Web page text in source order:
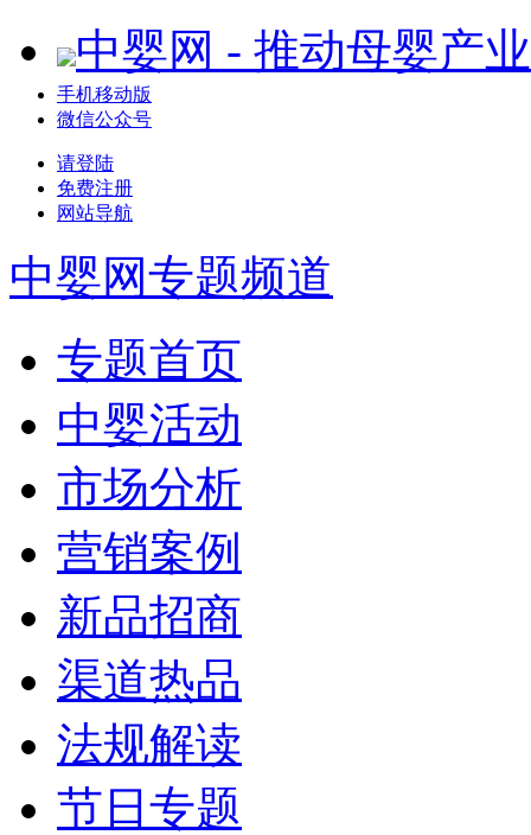
中婴网 - 推动母婴产
手机移动版
微信公众号
请登陆
免费注册
网站导航
中婴网专题频道
专题首页
中婴活动
市场分析
营销案例
新品招商
渠道热品
法规解读
节日专题